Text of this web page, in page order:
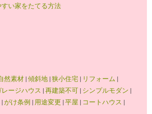
い家をたてる方法
然素材|傾斜地|狭小住宅| リフォーム |
レージハウス |再建築不可| シンプルモダン |
|がけ条例 | 用途変更 |平屋 | コートハウス |